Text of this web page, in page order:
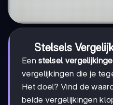
Stelsels
Eenstelsel
vergelijkingen die je
Het doel? Vind de
beide vergelijkingen